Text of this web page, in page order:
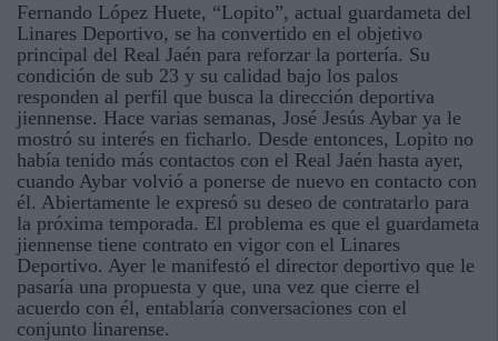
Fernando López Huete, “Lopito”, actual guardameta del
Linares Deportivo, se ha convertido en el objetivo
principal del Real Jaén para reforzar la portería. Su
condición de sub 23 y su calidad bajo los palos
responden al perfil que busca la dirección deportiva
jiennense. Hace varias semanas, José Jesús Aybar ya le
mostró su interés en ficharlo. Desde entonces, Lopito no
había tenido más contactos con el Real Jaén hasta ayer,
cuando Aybar volvió a ponerse de nuevo en contacto con
él. Abiertamente le expresó su deseo de contratarlo para
la próxima temporada. El problema es que el guardameta
jiennense tiene contrato en vigor con el Linares
Deportivo. Ayer le manifestó el director deportivo que le
pasaría una propuesta y que, una vez que cierre el
acuerdo con él, entablaría conversaciones con el
conjunto linarense.